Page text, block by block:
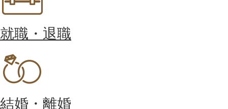
就職・退職
結婚・離婚